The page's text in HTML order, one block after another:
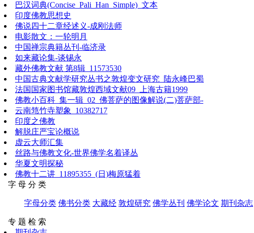
巴汉词典(Concise_Pali_Han_Simple)_文本
印度佛教思想史
佛说四十二章经述义-成刚法师
电影散文：一轮明月
中国禅宗典籍丛刊-临济录
如来藏论集-谈锡永
藏外佛教文献 第8辑_11573530
中国古典文献学研究丛书之敦煌变文研究_陆永峰巴蜀
法国国家图书馆藏敦煌西域文献09_上海古籍1999
佛教小百科_集一辑_02_佛菩萨的图像解说(二)菩萨部-
云南筇竹寺塑象_10382717
印度之佛教
解脱庄严宝论概说
虚云大师汇集
丝路与佛教文化-世界佛学名着译丛
华夏文明探秘
佛教十二讲_11895355_(日)梅原猛着
字 母 分 类
字母分类 佛书分类 大藏经 敦煌研究 佛学丛刊 佛学论文 期刊杂志
专 题 检 索